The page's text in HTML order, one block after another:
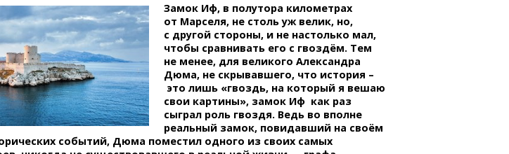
Замок Иф, в полутора километрах
от Марселя, не столь уж велик, но,
с другой стороны, и не настолько мал,
чтобы сравнивать его с гвоздём. Тем
не менее, для великого Александра
Дюма, не скрывавшего, что история –
это лишь «гвоздь, на который я вешаю
свои картины», замок Иф как раз
сыграл роль гвоздя. Ведь во вполне
реальный замок, повидавший на своём
событий, Дюма поместил одного из своих самых